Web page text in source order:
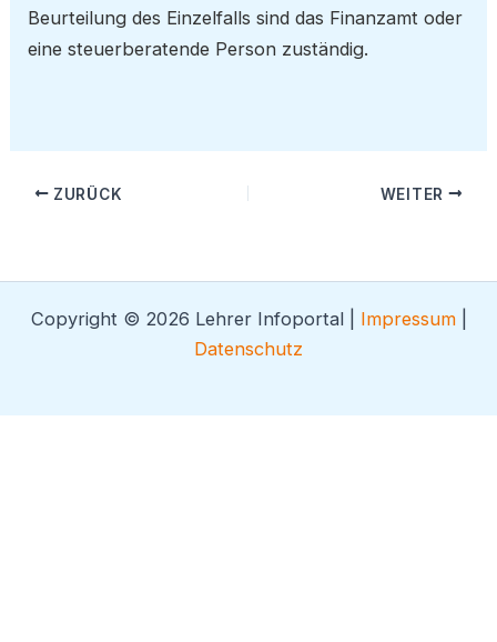
Beurteilung des Einzelfalls sind das Finanzamt oder
eine steuerberatende Person zuständig.
ZURÜCK WEITER
Copyright © 2026 Lehrer Infoportal | Impressum|
Datenschutz